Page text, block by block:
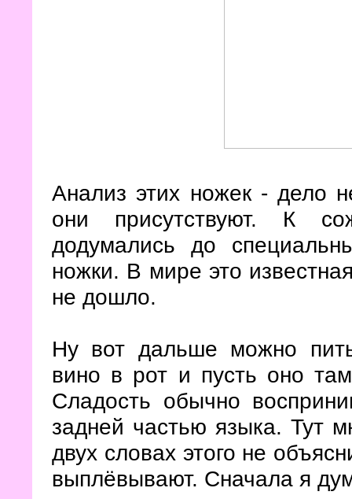
Анализ этих ножек - дело
они присутствуют. К
додумались до
ножки. В мире это
не дошло.
Ну вот дальше можно
вино в рот и пусть оно
Сладость обычно
задней частью языка. Тут
двух словах этого не
выплёвывают. Сначала я